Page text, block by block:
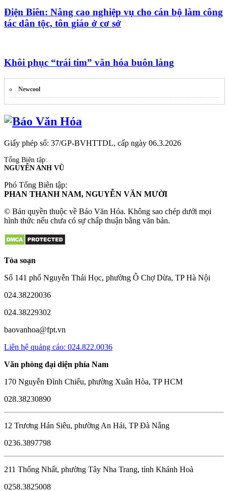
Điện Biên: Nâng cao nghiệp vụ cho cán bộ làm công
tác dân tộc, tôn giáo ở cơ sở
Khôi phục “trái tim” văn hóa buôn làng
Newcool
Giấy phép số: 37/GP-BVHTTDL, cấp ngày 06.3.2026
Tổng Biên tập:
NGUYỄN ANH VŨ
Phó Tổng Biên tập:
PHAN THANH NAM, NGUYỄN VĂN MƯỜI
© Bản quyền thuộc về Báo Văn Hóa. Không sao chép dưới mọi
hình thức nếu chưa có sự chấp thuận bằng văn bản.
Tòa soạn
Số 141 phố Nguyễn Thái Học, phường Ô Chợ Dừa, TP Hà Nội
024.38220036
024.38229302
baovanhoa@fpt.vn
Liên hệ quảng cáo: 024.822.0036
Văn phòng đại diện phía Nam
170 Nguyễn Đình Chiểu, phường Xuân Hòa, TP HCM
028.38230890
12 Trương Hán Siêu, phường An Hải, TP Đà Nẵng
0236.3897798
211 Thống Nhất, phường Tây Nha Trang, tỉnh Khánh Hoà
0258.3825008